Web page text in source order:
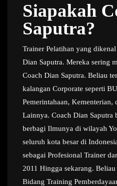
Siapakah
Saputra?
Trainer Pelatihan yang
Dian Saputra. Mereka sering
Coach Dian Saputra. Beliau
kalangan Corporate seperti
Pemerintahaan, Kementerian,
Lainnya. Coach Dian Saputra
berbagi Ilmunya di wilayah
seluruh kota besar di
sebagai Profesional Trainer
2011 Hingga sekarang.
Bidang Training